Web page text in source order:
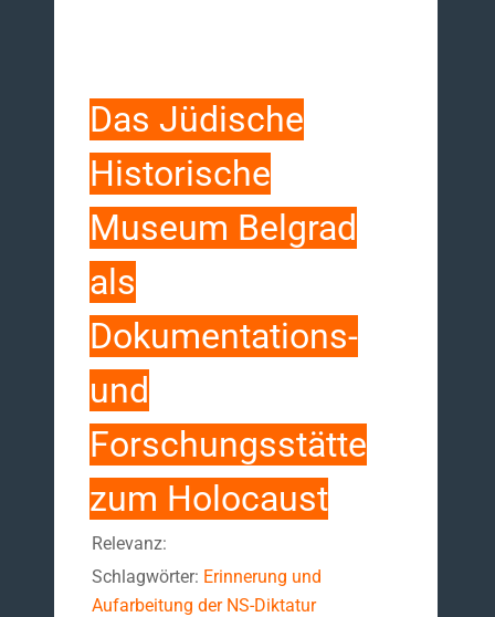
Das Jüdische
Historische
Museum Belgrad
als
Dokumentations-
und
Forschungsstätte
zum Holocaust
Relevanz:
Schlagwörter: Erinnerung und
Aufarbeitung der NS-Diktatur